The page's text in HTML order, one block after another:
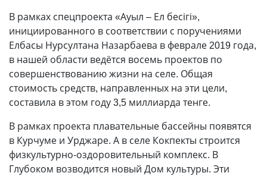
В рамках спецпроекта «Ауыл – Ел бесігі»,
инициированного в соответствии с поручениями
Елбасы Нурсултана Назарбаева в феврале 2019 года,
в нашей области ведётся восемь проектов по
совершенствованию жизни на селе. Общая
стоимость средств, направленных на эти цели,
составила в этом году 3,5 миллиарда тенге.
В рамках проекта плавательные бассейны появятся
в Курчуме и Урджаре. А в селе Кокпекты строится
физкультурно-оздоровительный комплекс. В
Глубоком возводится новый Дом культуры. Эти